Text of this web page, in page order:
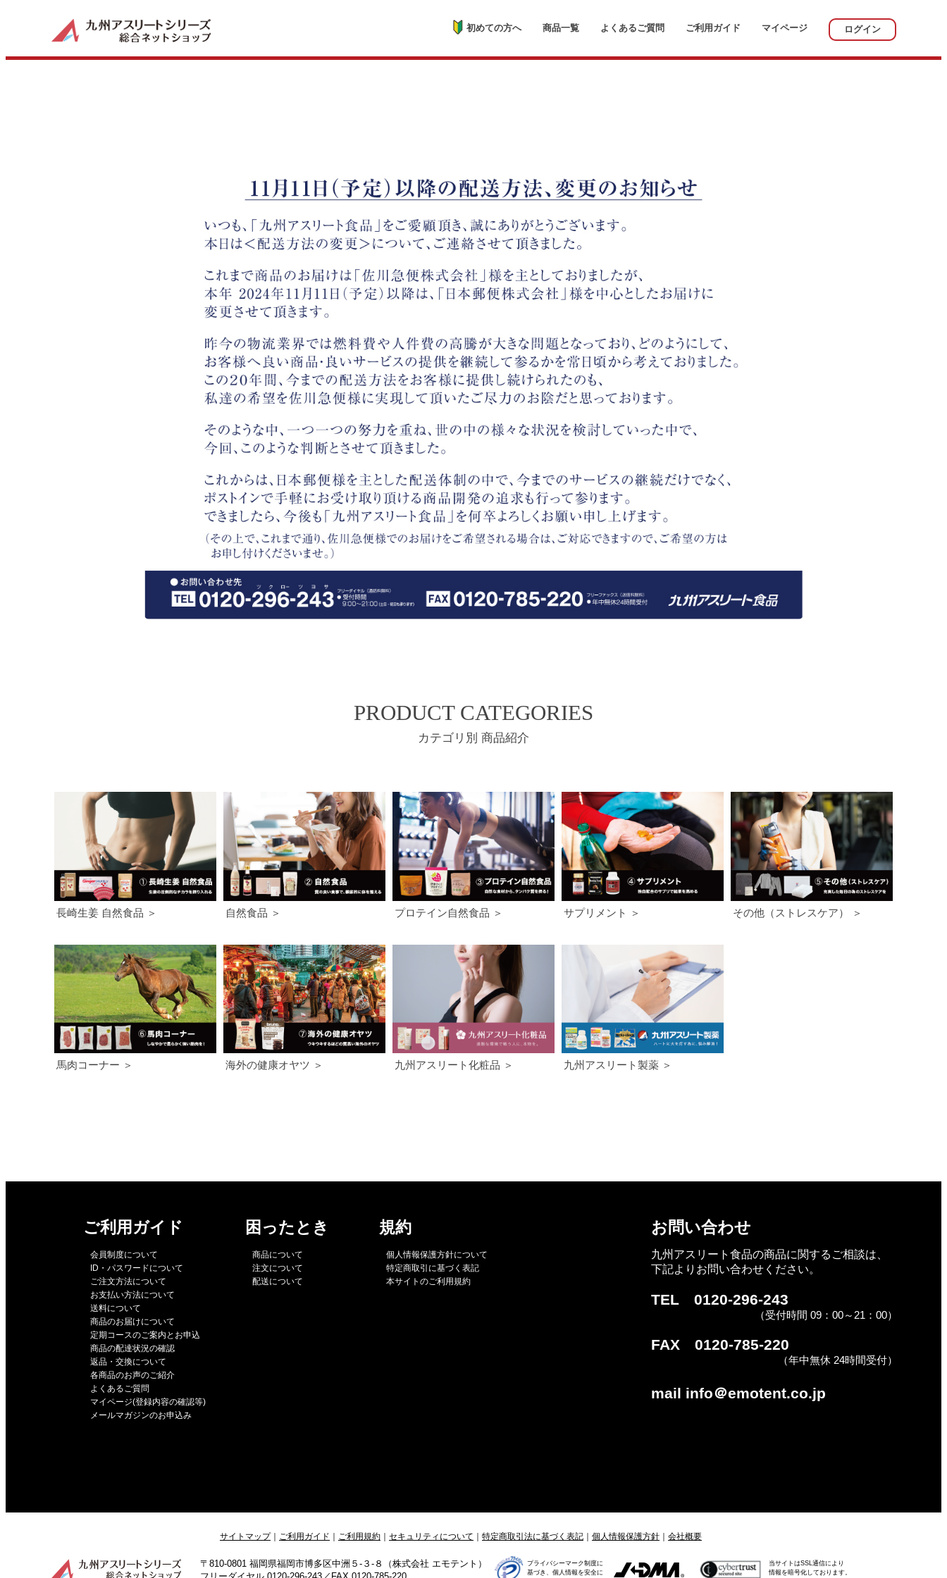
初めての方へ 商品一覧 よくあるご質問 ご利用ガイド マイページ ログイン
PRODUCT CATEGORIES
カテゴリ別 商品紹介
長崎生姜 自然食品 ＞ 自然食品 ＞ プロテイン自然食品 ＞ サプリメント ＞ その他（ストレスケア） ＞
馬肉コーナー ＞ 海外の健康オヤツ ＞ 九州アスリート化粧品 ＞ 九州アスリート製薬 ＞
ご利用ガイド
会員制度について
ID・パスワードについて
ご注文方法について
お支払い方法について
送料について
商品のお届けについて
定期コースのご案内とお申込
商品の配達状況の確認
返品・交換について
各商品のお声のご紹介
よくあるご質問
マイページ(登録内容の確認等)
メールマガジンのお申込み
困ったとき
商品について
注文について
配送について
規約
個人情報保護方針について
特定商取引に基づく表記
本サイトのご利用規約
お問い合わせ
九州アスリート食品の商品に関するご相談は、
下記よりお問い合わせください。
TEL 0120-296-243
（受付時間 09：00～21：00）
FAX 0120-785-220
（年中無休 24時間受付）
mail info＠emotent.co.jp
サイトマップ｜ ご利用ガイド ご利用規約 セキュリティについて 特定商取引法に基づく表記 個人情報保護方針 会社概要
〒810-0801 福岡県福岡市博多区中洲５-３-８（株式会社 エモテント）
プライバシーマーク制度に
基づき、個人情報を安全に
当サイトはSSL通信により
情報を暗号化しております。